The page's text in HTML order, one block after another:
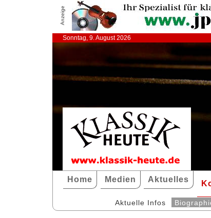
Anzeige
Sonntag, 9. August 2026
Home Medien Aktuelles
Aktuelle Infos